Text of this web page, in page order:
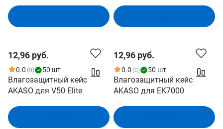
двойным зарядным
устройством USB
двойным зарядным
устройством USB
12,96 руб.
0.0 (0) 50 шт
Влагозащитный кейс
AKASO для V50 Elite
12,96 руб.
0.0 (0) 50 шт
Влагозащитный кейс
AKASO для EK7000